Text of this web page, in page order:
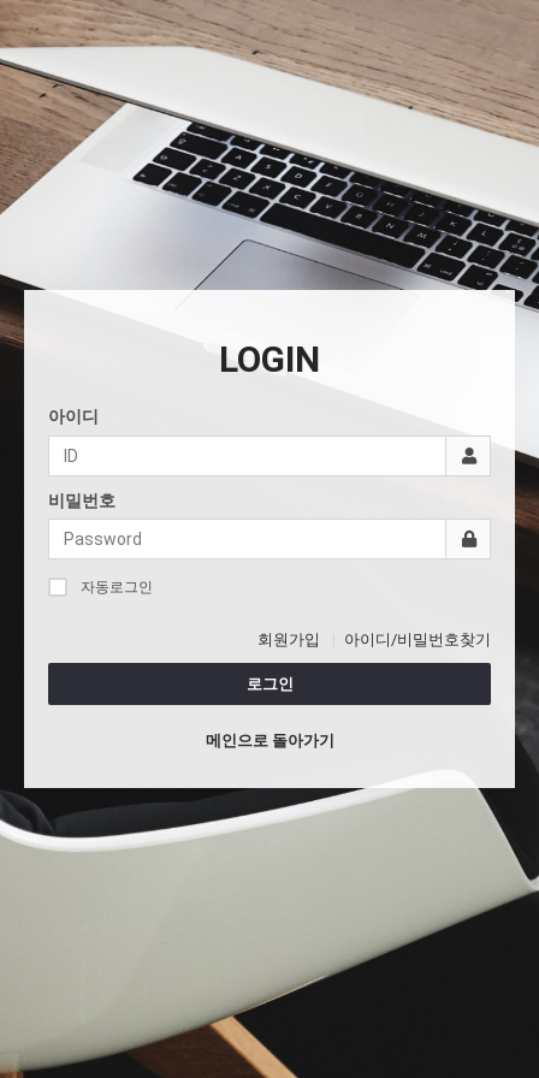
LOGIN
아이디
비밀번호
자동로그인
회원가입 아이디/비밀번호찾기
로그인
메인으로 돌아가기